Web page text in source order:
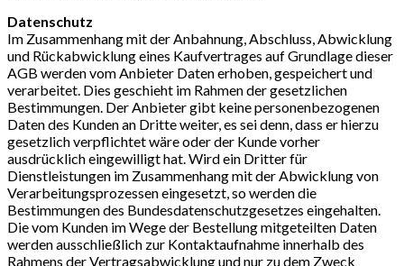
Datenschutz
Im Zusammenhang mit der Anbahnung, Abschluss, Abwicklung
und Rückabwicklung eines Kaufvertrages auf Grundlage dieser
AGB werden vom Anbieter Daten erhoben, gespeichert und
verarbeitet. Dies geschieht im Rahmen der gesetzlichen
Bestimmungen. Der Anbieter gibt keine personenbezogenen
Daten des Kunden an Dritte weiter, es sei denn, dass er hierzu
gesetzlich verpflichtet wäre oder der Kunde vorher
ausdrücklich eingewilligt hat. Wird ein Dritter für
Dienstleistungen im Zusammenhang mit der Abwicklung von
Verarbeitungsprozessen eingesetzt, so werden die
Bestimmungen des Bundesdatenschutzgesetzes eingehalten.
Die vom Kunden im Wege der Bestellung mitgeteilten Daten
werden ausschließlich zur Kontaktaufnahme innerhalb des
Rahmens der Vertragsabwicklung und nur zu dem Zweck